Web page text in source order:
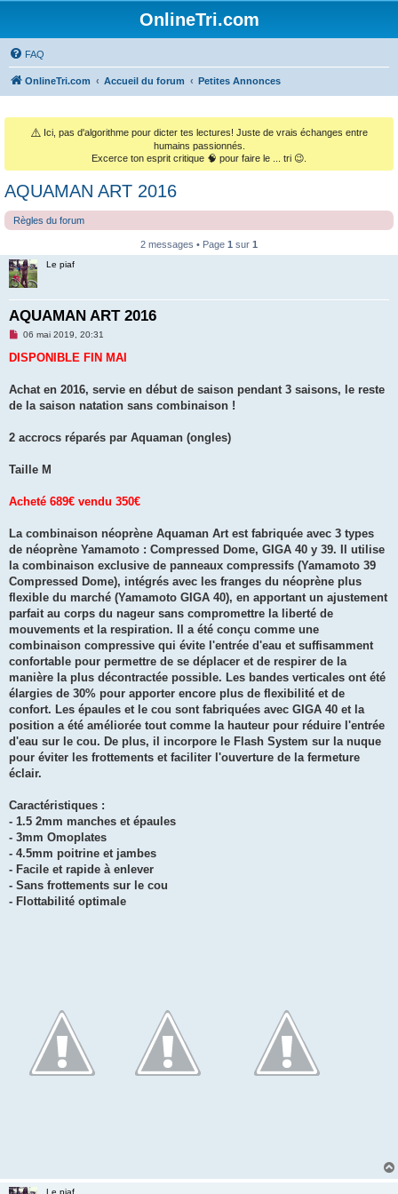
OnlineTri.com
FAQ
OnlineTri.com Accueil du forum Petites Annonces
⚠️ Ici, pas d'algorithme pour dicter tes lectures! Juste de vrais échanges entre
humains passionnés.
Excerce ton esprit critique 🧠 pour faire le ... tri 😉.
AQUAMAN ART 2016
Règles du forum
2 messages • Page 1 sur 1
Le piaf
AQUAMAN ART 2016
M
s
g
n
l
06 mai 2019, 20:31
DISPONIBLE FIN MAI
Achat en 2016, servie en début de saison pendant 3 saisons, le reste
de la saison natation sans combinaison !
2 accrocs réparés par Aquaman (ongles)
Taille M
Acheté 689€ vendu 350€
La combinaison néoprène Aquaman Art est fabriquée avec 3 types
de néoprène Yamamoto : Compressed Dome, GIGA 40 y 39. Il utilise
la combinaison exclusive de panneaux compressifs (Yamamoto 39
Compressed Dome), intégrés avec les franges du néoprène plus
flexible du marché (Yamamoto GIGA 40), en apportant un ajustement
parfait au corps du nageur sans compromettre la liberté de
mouvements et la respiration. Il a été conçu comme une
combinaison compressive qui évite l'entrée d'eau et suffisamment
confortable pour permettre de se déplacer et de respirer de la
manière la plus décontractée possible. Les bandes verticales ont été
élargies de 30% pour apporter encore plus de flexibilité et de
confort. Les épaules et le cou sont fabriquées avec GIGA 40 et la
position a été améliorée tout comme la hauteur pour réduire l'entrée
d'eau sur le cou. De plus, il incorpore le Flash System sur la nuque
pour éviter les frottements et faciliter l'ouverture de la fermeture
éclair.
Caractéristiques :
- 1.5 2mm manches et épaules
- 3mm Omoplates
- 4.5mm poitrine et jambes
- Facile et rapide à enlever
- Sans frottements sur le cou
- Flottabilité optimale
Le piaf